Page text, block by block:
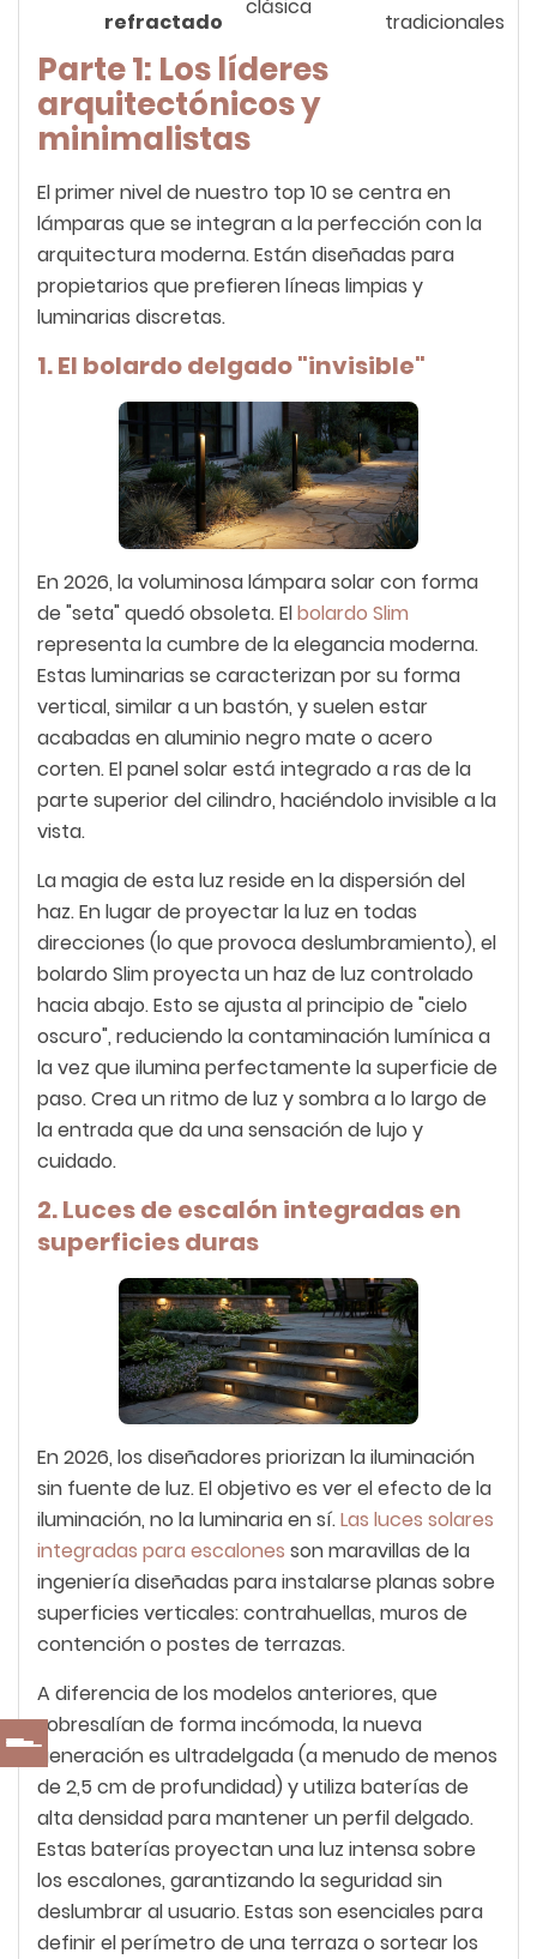
refractado
clásica
tradicionales
Parte 1: Los líderes
arquitectónicos y
minimalistas
El primer nivel de nuestro top 10 se centra en
lámparas que se integran a la perfección con la
arquitectura moderna. Están diseñadas para
propietarios que prefieren líneas limpias y
luminarias discretas.
1. El bolardo delgado "invisible"
En 2026, la voluminosa lámpara solar con forma
de "seta" quedó obsoleta. Elbolardo Slim
representa la cumbre de la elegancia moderna.
Estas luminarias se caracterizan por su forma
vertical, similar a un bastón, y suelen estar
acabadas en aluminio negro mate o acero
corten. El panel solar está integrado a ras de la
parte superior del cilindro, haciéndolo invisible a la
vista.
La magia de esta luz reside en la dispersión del
haz. En lugar de proyectar la luz en todas
direcciones (lo que provoca deslumbramiento), el
bolardo Slim proyecta un haz de luz controlado
hacia abajo. Esto se ajusta al principio de "cielo
oscuro", reduciendo la contaminación lumínica a
la vez que ilumina perfectamente la superficie de
paso. Crea un ritmo de luz y sombra a lo largo de
la entrada que da una sensación de lujo y
cuidado.
2. Luces de escalón integradas en
superficies duras
En 2026, los diseñadores priorizan la iluminación
sin fuente de luz. El objetivo es ver el efecto de la
iluminación, no la luminaria en sí.Las luces solares
integradas para escalones son maravillas de la
ingeniería diseñadas para instalarse planas sobre
superficies verticales: contrahuellas, muros de
contención o postes de terrazas.
A diferencia de los modelos anteriores, que
sobresalían de forma incómoda, la nueva
generación es ultradelgada (a menudo de menos
de 2,5 cm de profundidad) y utiliza baterías de
alta densidad para mantener un perfil delgado.
Estas baterías proyectan una luz intensa sobre
los escalones, garantizando la seguridad sin
deslumbrar al usuario. Estas son esenciales para
definir el perímetro de una terraza o sortear los